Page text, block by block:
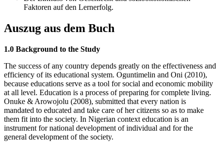
Faktoren auf den Lernerfolg.
Auszug aus dem Buch
1.0 Background to the Study
The success of any country depends greatly on the effectiveness and
efficiency of its educational system. Oguntimelin and Oni (2010),
because educations serve as a tool for social and economic mobility
at all level. Education is a process of preparing for complete living.
Onuke & Arowojolu (2008), submitted that every nation is
mandated to educated and take care of her citizens so as to make
them fit into the society. In Nigerian context education is an
instrument for national development of individual and for the
general development of the society.